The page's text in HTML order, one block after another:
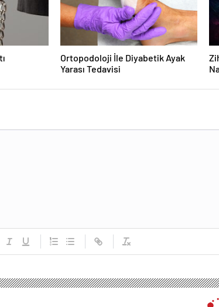
Ortopodoloji İle Diyabetik Ayak
Yarası Tedavisi